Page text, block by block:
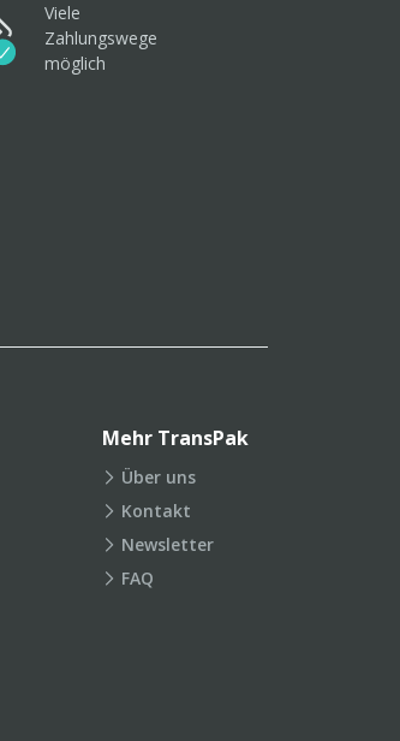
Viele
Zahlungswege
möglich
Mehr TransPak
Über uns
Kontakt
Newsletter
FAQ